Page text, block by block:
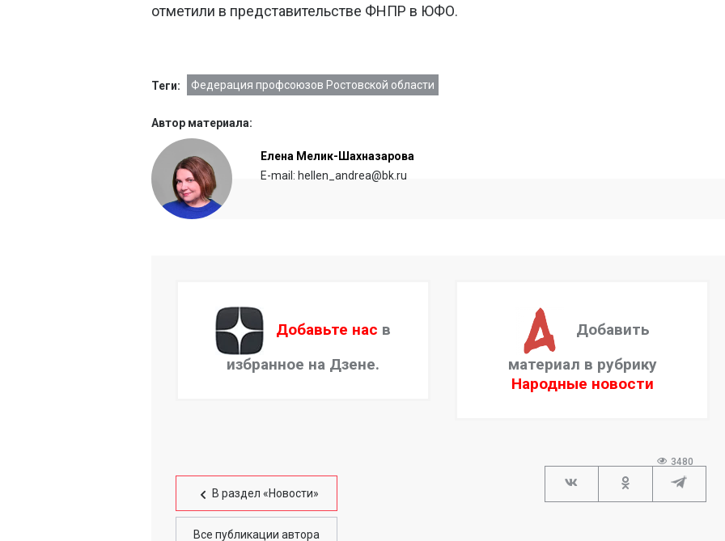
отметили в представительстве ФНПР в ЮФО.
Теги: Федерация профсоюзов Ростовской области
Автор материала:
Елена Мелик-Шахназарова
E-mail: hellen_andrea@bk.ru
Добавьте нас в
избранное на Дзене.
Добавить
материал в рубрику
Народные новости
В раздел «Новости»
Все публикации автора
3480